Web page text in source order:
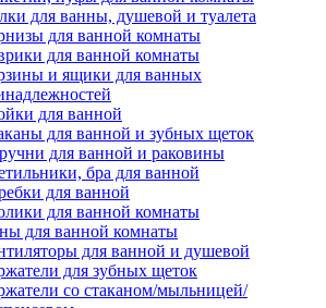
для ванны, душевой и туалета
для ванной комнаты
для ванной комнаты
и ящики для ванных
для ванной
для ванной и зубных щеток
для ванной и раковины
бра для ванной
для ванной
для ванной комнаты
для ванной комнаты
для ванной и душевой
для зубных щеток
со стаканом/мыльницей/